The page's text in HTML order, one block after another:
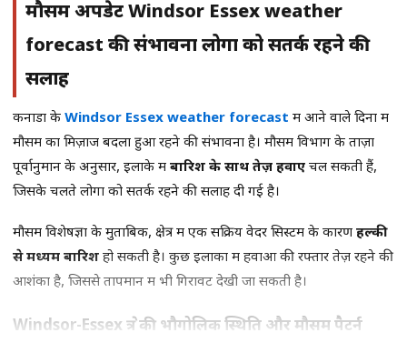
मौसम अपडेट Windsor Essex weather
forecast की संभावना लोगों को सतर्क रहने की
सलाह
कनाडा के Windsor Essex weather forecast में आने वाले दिनों में
मौसम का मिज़ाज बदला हुआ रहने की संभावना है। मौसम विभाग के ताज़ा
पूर्वानुमान के अनुसार, इलाके में बारिश के साथ तेज़ हवाएं चल सकती हैं,
जिसके चलते लोगों को सतर्क रहने की सलाह दी गई है।
मौसम विशेषज्ञों के मुताबिक, क्षेत्र में एक सक्रिय वेदर सिस्टम के कारण हल्की
से मध्यम बारिश हो सकती है। कुछ इलाकों में हवाओं की रफ्तार तेज़ रहने की
आशंका है, जिससे तापमान में भी गिरावट देखी जा सकती है।
Windsor-Essex क्षेत्र की भौगोलिक स्थिति और मौसम पैटर्न